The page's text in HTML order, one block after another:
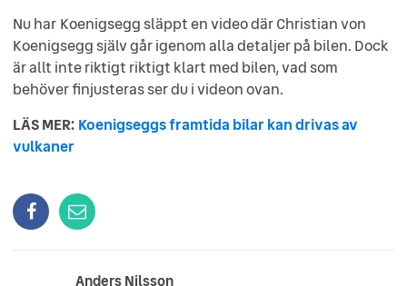
Nu har Koenigsegg släppt en video där Christian von
Koenigsegg själv går igenom alla detaljer på bilen. Dock
är allt inte riktigt riktigt klart med bilen, vad som
behöver finjusteras ser du i videon ovan.
LÄS MER: Koenigseggs framtida bilar kan drivas av
vulkaner
Anders Nilsson